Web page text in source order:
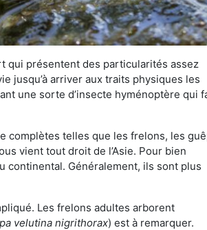
qui présentent des particularités assez
jusqu’à arriver aux traits physiques les
une sorte d’insecte hyménoptère qui
complètes telles que les frelons, les
vient tout droit de l’Asie. Pour bien
continental. Généralement, ils sont plus
Les frelons adultes arborent
velutina nigrithorax) est à remarquer.